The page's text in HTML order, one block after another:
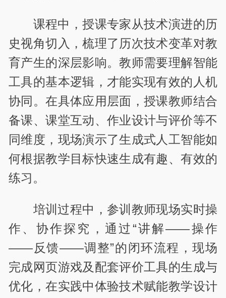
课程中，授课专家从技术演进的历
史视角切入，梳理了历次技术变革对教
育产生的深层影响。教师需要理解智能
工具的基本逻辑，才能实现有效的人机
协同。在具体应用层面，授课教师结合
备课、课堂互动、作业设计与评价等不
同维度，现场演示了生成式人工智能如
何根据教学目标快速生成有趣、有效的
练习。
培训过程中，参训教师现场实时操
作、协作探究，通过“讲解——操作
——反馈——调整”的闭环流程，现场
完成网页游戏及配套评价工具的生成与
优化，在实践中体验技术赋能教学设计